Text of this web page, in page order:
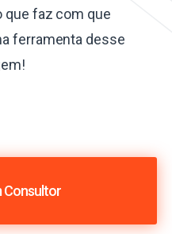
que faz com que
ferramenta desse
Consultor